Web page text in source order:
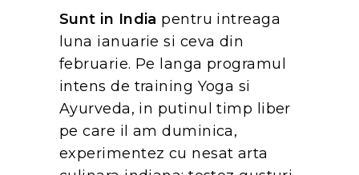
Sunt in India pentru intreaga
luna ianuarie si ceva din
februarie. Pe langa programul
intens de training Yoga si
Ayurveda, in putinul timp liber
pe care il am duminica,
experimentez cu nesat arta